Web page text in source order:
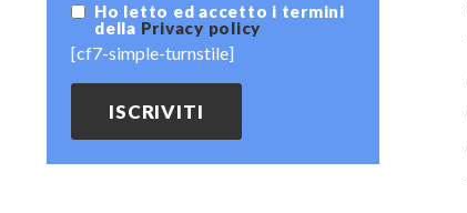
Ho letto ed accetto i termini
della Privacy policy
[cf7-simple-turnstile]